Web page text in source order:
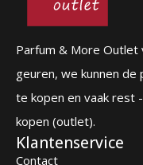
Parfum & More
geuren, we kunnen de
te kopen en vaak rest
kopen (outlet).
Klantenservice
Contact